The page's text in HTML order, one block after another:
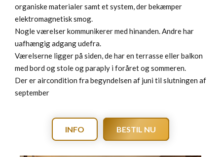
organiske materialer samt et system, der bekæmper
elektromagnetisk smog.
Nogle værelser kommunikerer med hinanden. Andre har
uafhængig adgang udefra.
Værelserne ligger på siden, de har en terrasse eller balkon
med bord og stole og paraply i foråret og sommeren.
Der er aircondition fra begyndelsen af juni til slutningen af
september
INFO BESTIL NU